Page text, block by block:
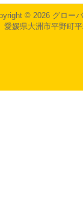
© 2026 グロー
愛媛県大洲市平野町